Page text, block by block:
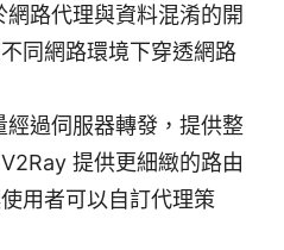
路代理與資料混淆的開
同網路環境下穿透網路
過伺服器轉發，提供整
提供更細緻的路由
用者可以自訂代理策